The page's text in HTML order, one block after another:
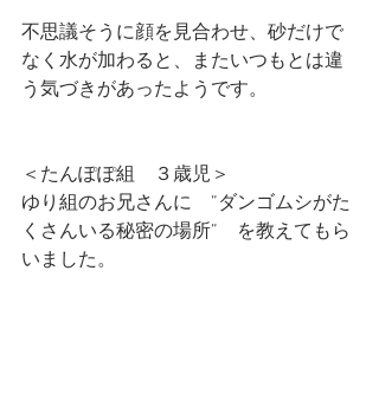
不思議そうに顔を見合わせ、砂だけで
なく水が加わると、またいつもとは違
う気づきがあったようです。
＜たんぽぽ組　３歳児＞
ゆり組のお兄さんに　”ダンゴムシがた
くさんいる秘密の場所”　を教えてもら
いました。